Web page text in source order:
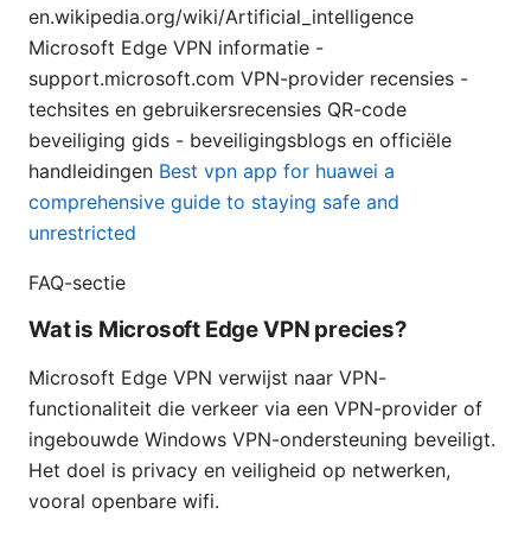
en.wikipedia.org/wiki/Artificial_intelligence
Microsoft Edge VPN informatie -
support.microsoft.com VPN-provider recensies -
techsites en gebruikersrecensies QR-code
beveiliging gids - beveiligingsblogs en officiële
handleidingen Best vpn app for huawei a
comprehensive guide to staying safe and
unrestricted
FAQ-sectie
Wat is Microsoft Edge VPN precies?
Microsoft Edge VPN verwijst naar VPN-
functionaliteit die verkeer via een VPN-provider of
ingebouwde Windows VPN-ondersteuning beveiligt.
Het doel is privacy en veiligheid op netwerken,
vooral openbare wifi.